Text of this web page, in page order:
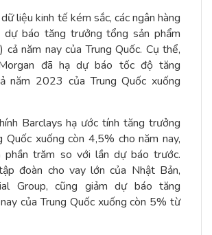
liệu kinh tế kém sắc, các ngân hàng
dự báo tăng trưởng tổng sản phẩm
cả năm nay của Trung Quốc. Cụ thể,
đã hạ dự báo tốc độ tăng
năm 2023 của Trung Quốc xuống
Barclays hạ ước tính tăng trưởng
Quốc xuống còn 4,5% cho năm nay,
phần trăm so với lần dự báo trước.
đoàn cho vay lớn của Nhật Bản,
Group, cũng giảm dự báo tăng
của Trung Quốc xuống còn 5% từ